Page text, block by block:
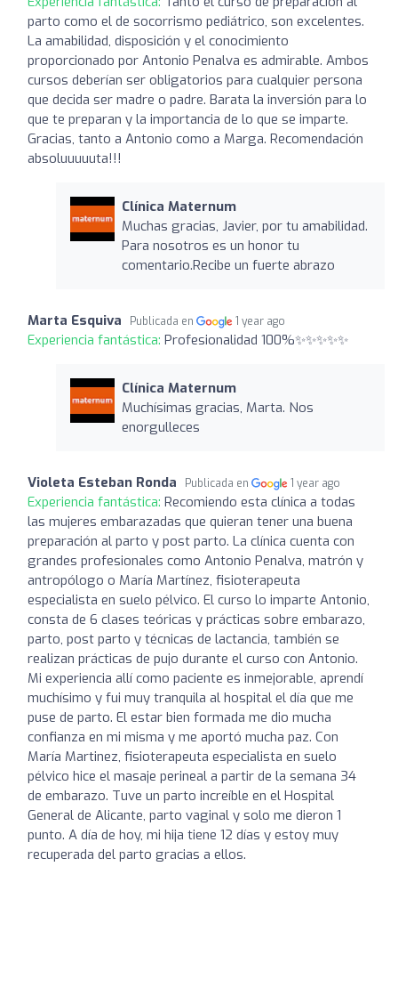
parto como el de socorrismo pediátrico, son excelentes.
La amabilidad, disposición y el conocimiento
proporcionado por Antonio Penalva es admirable. Ambos
cursos deberían ser obligatorios para cualquier persona
que decida ser madre o padre. Barata la inversión para lo
que te preparan y la importancia de lo que se imparte.
Gracias, tanto a Antonio como a Marga. Recomendación
absoluuuuuta!!!
Clínica Maternum
Muchas gracias, Javier, por tu amabilidad.
Para nosotros es un honor tu
comentario.Recibe un fuerte abrazo
Marta Esquiva Publicada en 1 year ago
Experiencia fantástica: Profesionalidad 100%✨️✨️✨️✨️✨️
Clínica Maternum
Muchísimas gracias, Marta. Nos
enorgulleces
Violeta Esteban Ronda Publicada en 1 year ago
Experiencia fantástica: Recomiendo esta clínica a todas
las mujeres embarazadas que quieran tener una buena
preparación al parto y post parto. La clínica cuenta con
grandes profesionales como Antonio Penalva, matrón y
antropólogo o María Martínez, fisioterapeuta
especialista en suelo pélvico. El curso lo imparte Antonio,
consta de 6 clases teóricas y prácticas sobre embarazo,
parto, post parto y técnicas de lactancia, también se
realizan prácticas de pujo durante el curso con Antonio.
Mi experiencia allí como paciente es inmejorable, aprendí
muchísimo y fui muy tranquila al hospital el día que me
puse de parto. El estar bien formada me dio mucha
confianza en mi misma y me aportó mucha paz. Con
María Martinez, fisioterapeuta especialista en suelo
pélvico hice el masaje perineal a partir de la semana 34
de embarazo. Tuve un parto increíble en el Hospital
General de Alicante, parto vaginal y solo me dieron 1
punto. A día de hoy, mi hija tiene 12 días y estoy muy
recuperada del parto gracias a ellos.